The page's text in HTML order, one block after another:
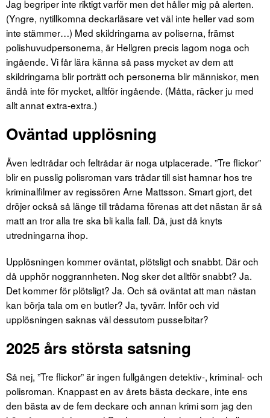
Jag begriper inte riktigt varför men det håller mig på alerten.
(Yngre, nytillkomna deckarläsare vet väl inte heller vad som
inte stämmer…) Med skildringarna av poliserna, främst
polishuvudpersonerna, är Hellgren precis lagom noga och
ingående. Vi får lära känna så pass mycket av dem att
skildringarna blir porträtt och personerna blir människor, men
ändå inte för mycket, alltför ingående. (Måtta, räcker ju med
allt annat extra-extra.)
Oväntad upplösning
Även ledtrådar och feltrådar är noga utplacerade. ”Tre flickor”
blir en pusslig polisroman vars trådar till sist hamnar hos tre
kriminalfilmer av regissören Arne Mattsson. Smart gjort, det
dröjer också så länge till trådarna förenas att det nästan är så
matt an tror alla tre ska bli kalla fall. Då, just då knyts
utredningarna ihop.
Upplösningen kommer oväntat, plötsligt och snabbt. Där och
då upphör noggrannheten. Nog sker det alltför snabbt? Ja.
Det kommer för plötsligt? Ja. Och så oväntat att man nästan
kan börja tala om en butler? Ja, tyvärr. Inför och vid
upplösningen saknas väl dessutom pusselbitar?
2025 års största satsning
Så nej, ”Tre flickor” är ingen fullgången detektiv-, kriminal- och
polisroman. Knappast en av årets bästa deckare, inte ens
den bästa av de fem deckare och annan krimi som jag den